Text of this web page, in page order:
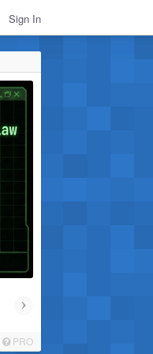
Sign In
›
PRO